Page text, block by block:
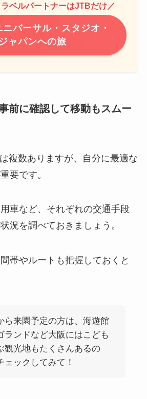
ベルパートナーはJTBだけ／
ニバーサル・スタジオ・
ジャパンへの旅
前に確認して移動もスムー
複数ありますが、自分に最適な
要です。
車など、それぞれの交通手段
況を調べておきましょう。
帯やルートも把握しておくと
ら来園予定の方は、海遊館
ランドなど大阪にはこども
観光地もたくさんあるの
ェックしてみて！